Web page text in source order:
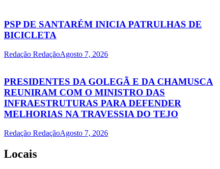
PSP DE SANTARÉM INICIA PATRULHAS DE
BICICLETA
Redação RedaçãoAgosto 7, 2026
PRESIDENTES DA GOLEGÃ E DA CHAMUSCA
REUNIRAM COM O MINISTRO DAS
INFRAESTRUTURAS PARA DEFENDER
MELHORIAS NA TRAVESSIA DO TEJO
Redação RedaçãoAgosto 7, 2026
Locais